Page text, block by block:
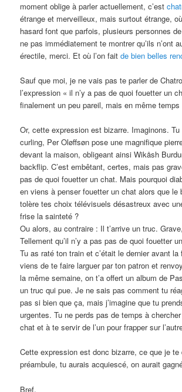
moment oblige à parler actuellement, c’est
étrange et merveilleux, mais surtout étrange,
hasard font que parfois, plusieurs personnes
ne pas immédiatement te montrer qu’ils n’ont
érectile, merci. Et où l’on faitde bien belles
Sauf que moi, je ne vais pas te parler de
l’expression « il n’y a pas de quoi fouetter un
finalement un peu pareil, mais en même
Or, cette expression est bizarre. Imaginons. Tu
curling, Per Oløffsøn pose une magnifique
devant la maison, obligeant ainsi Wikåsh
backflip. C’est embêtant, certes, mais pas
pas de quoi fouetter un chat. Mais pourquoi
en viens à penser fouetter un chat alors que le
tolère tes choix télévisuels désastreux avec
frise la sainteté ?
Ou alors, au contraire : Il t’arrive un truc.
Tellement qu’il n’y a pas pas de quoi fouetter
Tu as raté ton train et c’était le dernier avant
viens de te faire larguer par ton patron et
la même semaine, on t’a offert un album de
un truc qui pue. Je ne sais pas comment tu
pas si bien que ça, mais j’imagine que tu
urgentes. Tu ne perds pas de temps à
chat et à te servir de l’un pour frapper sur
Cette expression est donc bizarre, ce que je te
préambule, tu aurais acquiescé, on aurait
Bref.